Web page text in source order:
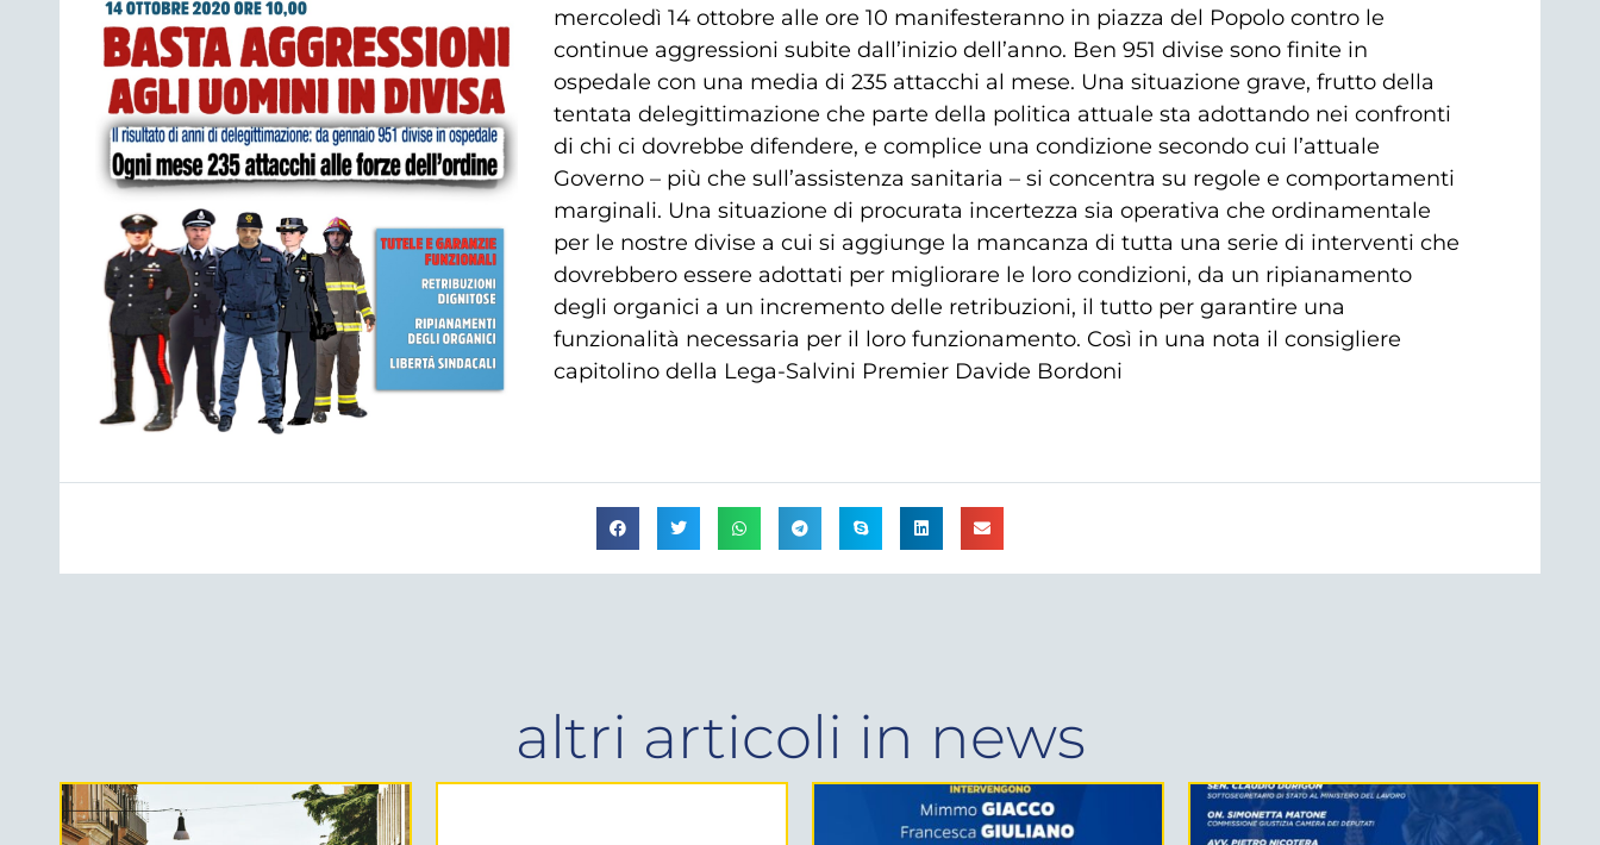
mercoledì 14 ottobre alle ore 10 manifesteranno in piazza del Popolo contro le
continue aggressioni subite dall’inizio dell’anno. Ben 951 divise sono finite in
ospedale con una media di 235 attacchi al mese. Una situazione grave, frutto della
tentata delegittimazione che parte della politica attuale sta adottando nei confronti
di chi ci dovrebbe difendere, e complice una condizione secondo cui l’attuale
Governo – più che sull’assistenza sanitaria – si concentra su regole e comportamenti
marginali. Una situazione di procurata incertezza sia operativa che ordinamentale
per le nostre divise a cui si aggiunge la mancanza di tutta una serie di interventi che
dovrebbero essere adottati per migliorare le loro condizioni, da un ripianamento
degli organici a un incremento delle retribuzioni, il tutto per garantire una
funzionalità necessaria per il loro funzionamento. Così in una nota il consigliere
capitolino della Lega-Salvini Premier Davide Bordoni
altri articoli in news